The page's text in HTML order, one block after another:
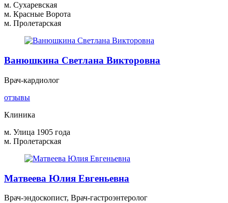
м. Сухаревская
м. Красные Ворота
м. Пролетарская
Ванюшкина Светлана Викторовна
Врач-кардиолог
отзывы
Клиника
м. Улица 1905 года
м. Пролетарская
Матвеева Юлия Евгеньевна
Врач-эндоскопист, Врач-гастроэнтеролог